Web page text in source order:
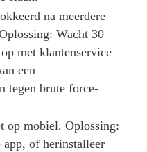
na meerdere
Wacht 30
met klantenservice
een
tegen brute force-
op mobiel. Oplossing:
app, of herinstalleer